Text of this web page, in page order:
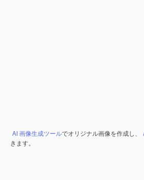
AI 画像生成ツールでオリジナル画像を作成し、
きます。